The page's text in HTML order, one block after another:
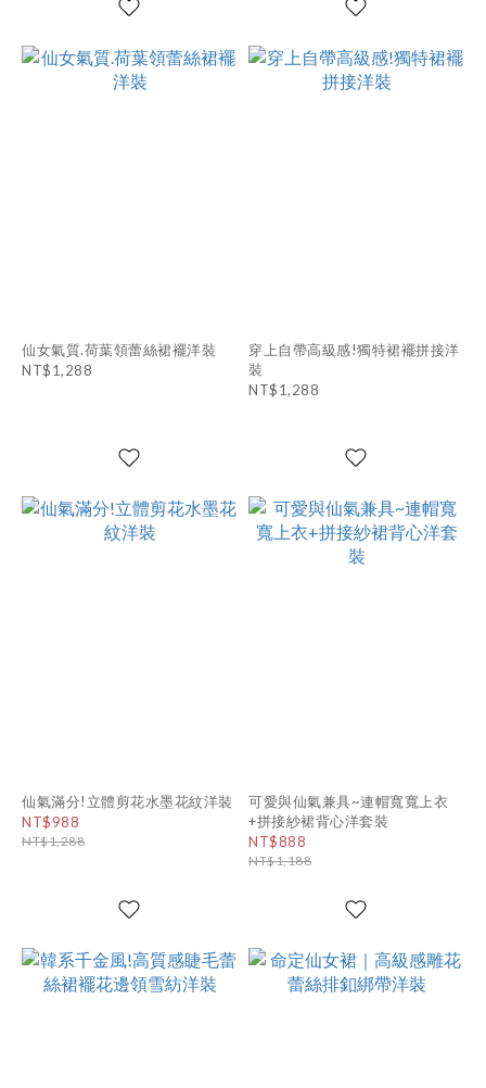
仙女氣質.荷葉領蕾絲裙襬洋裝
NT$1,288
穿上自帶高級感!獨特裙襬拼接洋
裝
NT$1,288
仙氣滿分!立體剪花水墨花紋洋裝
NT$988
NT$1,288
可愛與仙氣兼具~連帽寬寬上衣
+拼接紗裙背心洋套裝
NT$888
NT$1,188